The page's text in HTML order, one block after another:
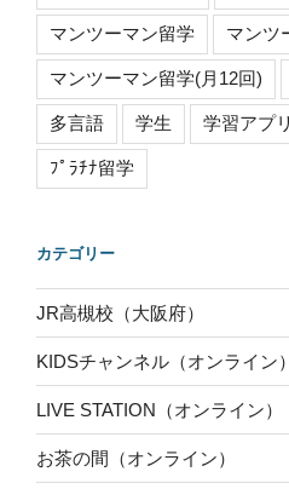
マンツーマン留学 マンツ
マンツーマン留学(月12回)
多言語 学生 学習アプリ
ﾌﾟﾗﾁﾅ留学
カテゴリー
JR高槻校（大阪府）
KIDSチャンネル（オンライン）
LIVE STATION（オンライン）
お茶の間（オンライン）